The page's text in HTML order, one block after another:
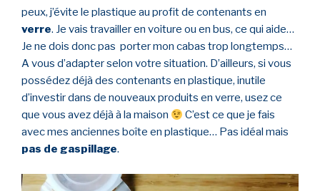
peux, j’évite le plastique au profit de contenants en
verre. Je vais travailler en voiture ou en bus, ce qui aide…
Je ne dois donc pas porter mon cabas trop longtemps…
A vous d’adapter selon votre situation. D’ailleurs, si vous
possédez déjà des contenants en plastique, inutile
d’investir dans de nouveaux produits en verre, usez ce
que vous avez déjà à la maison
C’est ce que je fais
avec mes anciennes boîte en plastique… Pas idéal mais
pas de gaspillage.